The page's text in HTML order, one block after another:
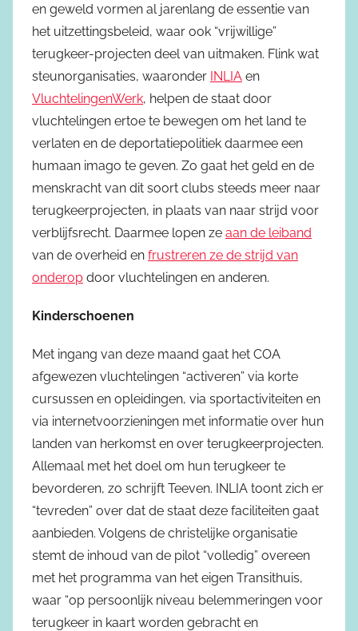
en geweld vormen al jarenlang de essentie van
het uitzettingsbeleid, waar ook “vrijwillige”
terugkeer-projecten deel van uitmaken. Flink wat
steunorganisaties, waaronder INLIA en
VluchtelingenWerk, helpen de staat door
vluchtelingen ertoe te bewegen om het land te
verlaten en de deportatiepolitiek daarmee een
humaan imago te geven. Zo gaat het geld en de
menskracht van dit soort clubs steeds meer naar
terugkeerprojecten, in plaats van naar strijd voor
verblijfsrecht. Daarmee lopen ze aan de leiband
van de overheid en frustreren ze de strijd van
onderop door vluchtelingen en anderen.
Kinderschoenen
Met ingang van deze maand gaat het COA
afgewezen vluchtelingen “activeren” via korte
cursussen en opleidingen, via sportactiviteiten en
via internetvoorzieningen met informatie over hun
landen van herkomst en over terugkeerprojecten.
Allemaal met het doel om hun terugkeer te
bevorderen, zo schrijft Teeven. INLIA toont zich er
“tevreden” over dat de staat deze faciliteiten gaat
aanbieden. Volgens de christelijke organisatie
stemt de inhoud van de pilot “volledig” overeen
met het programma van het eigen Transithuis,
waar “op persoonlijk niveau belemmeringen voor
terugkeer in kaart worden gebracht en